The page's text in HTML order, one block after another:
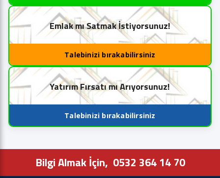
Emlak mı Satmak İstiyorsunuz!
Talebinizi bırakabilirsiniz
Yatırım Fırsatı mı Arıyorsunuz!
Talebinizi bırakabilirsiniz
Bilgi Almak İçin, 0532 364 14 70